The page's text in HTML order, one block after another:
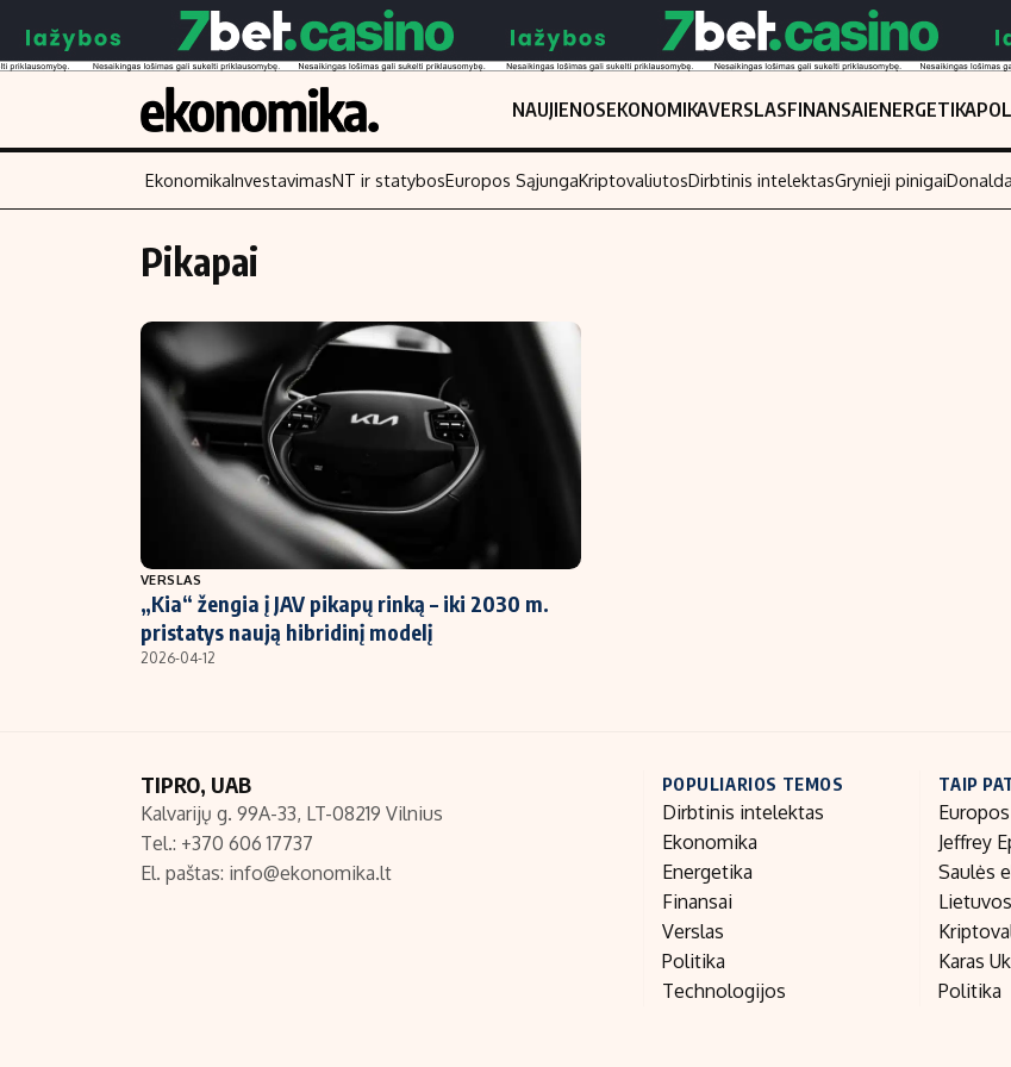
NAUJIENOSEKONOMIKAVERSLASFINANSAIENERGETIKA
Turinys
Naujienos
Aplinka
Verslas
Energetika
Ekonomika
NT ir statybos
Finansai
Žemės ūkis
Technologijos
Laisvalaikis
EkonomikaInvestavimasNT ir statybosEuropos SąjungaKriptovaliutosDirbtinis intelektasGrynieji pinigai
Pikapai
VERSLAS
„Kia“ žengia į JAV pikapų rinką – iki 2030 m.
pristatys naują hibridinį modelį
2026-04-12
TIPRO, UAB
Kalvarijų g. 99A-33, LT-08219 Vilnius
Tel.: +370 606 17737
El. paštas: info@ekonomika.lt
POPULIARIOS TEMOS
Dirbtinis intelektas
Ekonomika
Energetika
Finansai
Verslas
Politika
Technologijos
TAIP
Jeffrey
Saulės
Karas
Politika